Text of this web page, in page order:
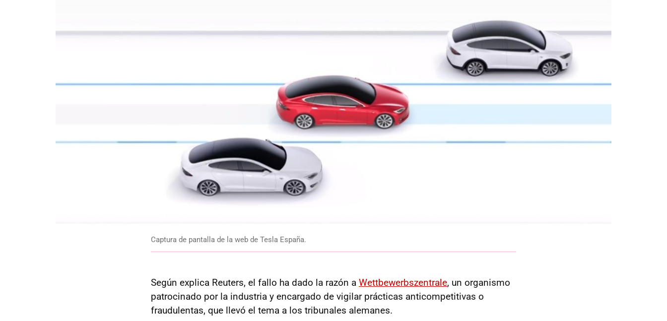
Captura de pantalla de la web de Tesla España.
Según explica Reuters, el fallo ha dado la razón a Wettbewerbszentrale, un organismo
patrocinado por la industria y encargado de vigilar prácticas anticompetitivas o
fraudulentas, que llevó el tema a los tribunales alemanes.